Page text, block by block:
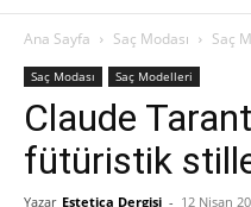
Ana Sayfa Saç Modası Saç
Saç Modası Saç Modelleri
Claude
fütüristik
Yazar Estetica Dergisi - 12 Nisan